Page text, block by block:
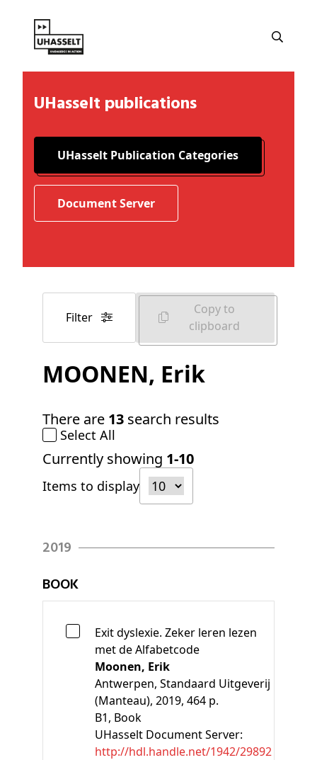
UHasselt publications
UHasselt Publication Categories
Document Server
Filter
Copy to
clipboard
MOONEN, Erik
There are 13 search results
Select All
Currently showing 1-10
Items to display
2019
BOOK
Exit dyslexie. Zeker leren lezen
met de Alfabetcode
Moonen, Erik
Antwerpen, Standaard Uitgeverij
(Manteau), 2019, 464 p.
B1, Book
UHasselt Document Server:
http://hdl.handle.net/1942/29892